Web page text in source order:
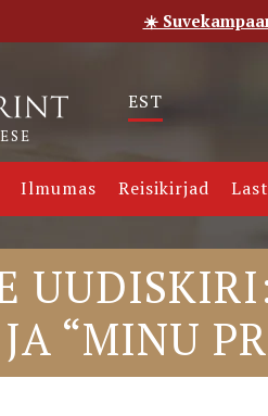
Meie saade
EST
Ilmumas Reisikirjad
“MINU
☀️